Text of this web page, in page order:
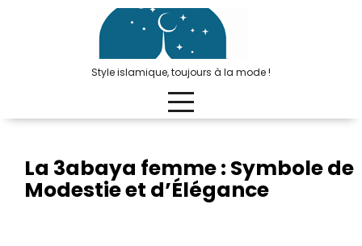
Style islamique, toujours à la mode !
La 3abaya femme : Symbole de
Modestie et d’Élégance